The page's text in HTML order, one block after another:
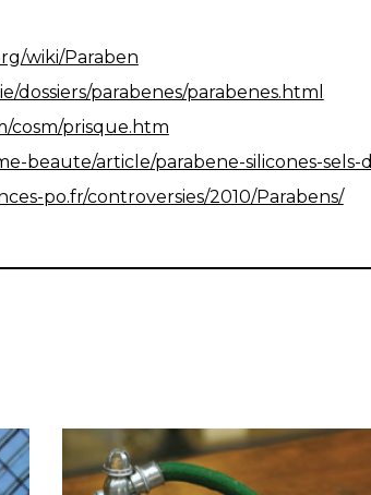
wiki/Paraben
dossiers/parabenes/parabenes.html
cosm/prisque.htm
beaute/article/parabene-silicones-sels-d
po.fr/controversies/2010/Parabens/